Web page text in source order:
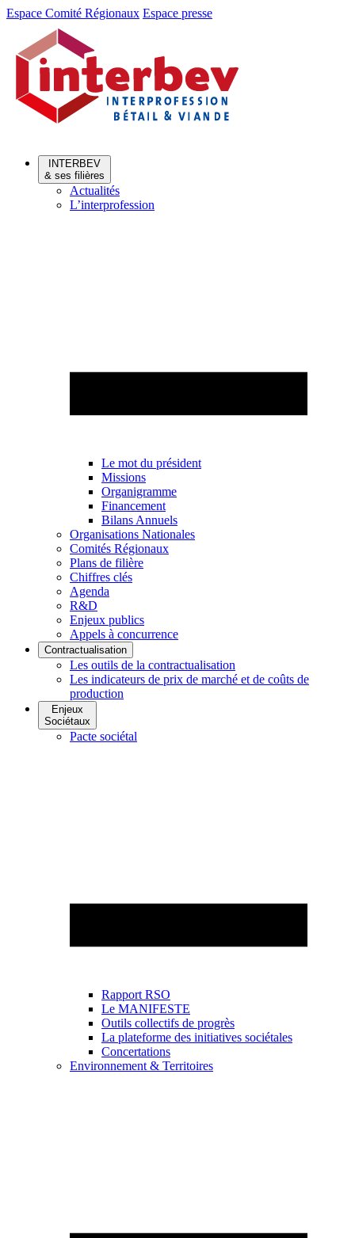
Aller
Aller
contenu
Espace Comité Régionaux Espace presse
INTERBEV
& ses filières
Actualités
L’interprofession
Le mot du président
Missions
Organigramme
Financement
Bilans Annuels
Organisations Nationales
Comités Régionaux
Plans de filière
Chiffres clés
Agenda
R&D
Enjeux publics
Appels à concurrence
Contractualisation
Les outils de la contractualisation
Les indicateurs de prix de marché et de coûts de
production
Enjeux
Sociétaux
Pacte sociétal
Rapport RSO
Le MANIFESTE
Outils collectifs de progrès
La plateforme des initiatives sociétales
Concertations
Environnement & Territoires